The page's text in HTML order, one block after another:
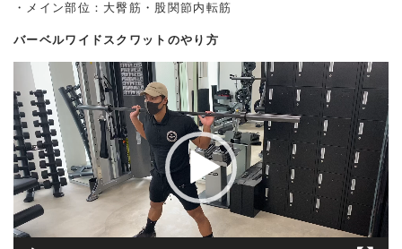
・メイン部位：大臀筋・股関節内転筋
バーベルワイドスクワットのやり方
画
プ
レ
ー
ヤ
ー